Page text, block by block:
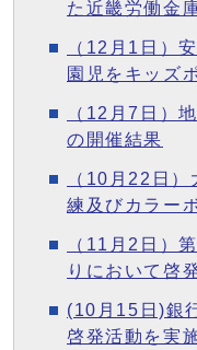
た近畿労働金
（12月1日）
園児をキッズ
（12月7日）
の開催結果
（10月22日）
練及びカラー
（11月2日）
りにおいて啓
(10月15日)銀
啓発活動を実